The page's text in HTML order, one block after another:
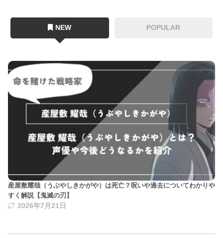
NEW POPULAR
産屋敷耀哉（うぶやしきかがや）は死亡？呪いや過去についてわかりや
すく解説【鬼滅の刃】
2026年7月21日